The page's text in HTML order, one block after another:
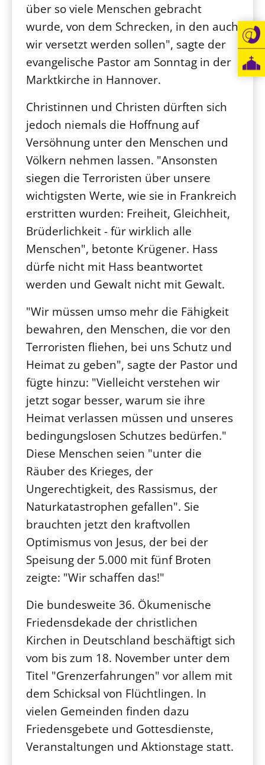
über so viele Menschen gebracht
wurde, von dem Schrecken, in den auch
wir versetzt werden sollen", sagte der
evangelische Pastor am Sonntag in der
Marktkirche in Hannover.
Christinnen und Christen dürften sich
jedoch niemals die Hoffnung auf
Versöhnung unter den Menschen und
Völkern nehmen lassen. "Ansonsten
siegen die Terroristen über unsere
wichtigsten Werte, wie sie in Frankreich
erstritten wurden: Freiheit, Gleichheit,
Brüderlichkeit - für wirklich alle
Menschen", betonte Krügener. Hass
dürfe nicht mit Hass beantwortet
werden und Gewalt nicht mit Gewalt.
"Wir müssen umso mehr die Fähigkeit
bewahren, den Menschen, die vor den
Terroristen fliehen, bei uns Schutz und
Heimat zu geben", sagte der Pastor und
fügte hinzu: "Vielleicht verstehen wir
jetzt sogar besser, warum sie ihre
Heimat verlassen müssen und unseres
bedingungslosen Schutzes bedürfen."
Diese Menschen seien "unter die
Räuber des Krieges, der
Ungerechtigkeit, des Rassismus, der
Naturkatastrophen gefallen". Sie
brauchten jetzt den kraftvollen
Optimismus von Jesus, der bei der
Speisung der 5.000 mit fünf Broten
zeigte: "Wir schaffen das!"
Die bundesweite 36. Ökumenische
Friedensdekade der christlichen
Kirchen in Deutschland beschäftigt sich
vom bis zum 18. November unter dem
Titel "Grenzerfahrungen" vor allem mit
dem Schicksal von Flüchtlingen. In
vielen Gemeinden finden dazu
Friedensgebete und Gottesdienste,
Veranstaltungen und Aktionstage statt.